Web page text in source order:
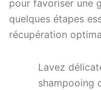
pour favoriser une
quelques étapes
récupération
Lavez
shampooing